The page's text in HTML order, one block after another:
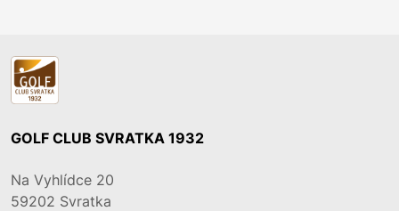
GOLF CLUB SVRATKA 1932
Na Vyhlídce 20
59202 Svratka